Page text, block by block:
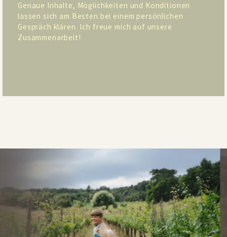
Genaue Inhalte, Möglichkeiten und Konditionen
lassen sich am Besten bei einem persönlichen
Gespräch klären. Ich freue mich auf unsere
Zusammenarbeit!